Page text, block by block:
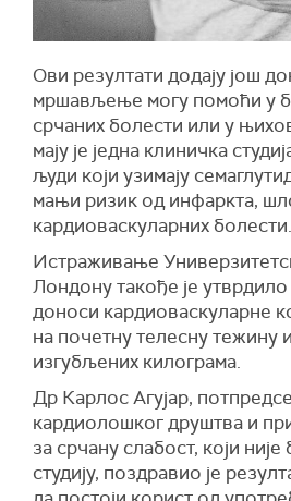
Ови резултати додају још
мршављење могу помоћи у
срчаних болести или у
мају је једна клиничка
људи који узимају
мањи ризик од инфаркта,
кардиоваскуларних болести.
Истраживање
Лондону такође је
доноси кардиоваскуларне
на почетну телесну тежину
изгубљених килограма.
Др Карлос Агујар,
кардиолошког друштва и
за срчану слабост, који
студију, поздравио је